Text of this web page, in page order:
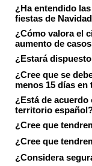
¿Ha entendido
fiestas de
¿Cómo valora el
aumento de
¿Estará
¿Cree que se
menos 15 días en
¿Está de acuerdo
territorio
¿Cree que
¿Cree que
¿Considera